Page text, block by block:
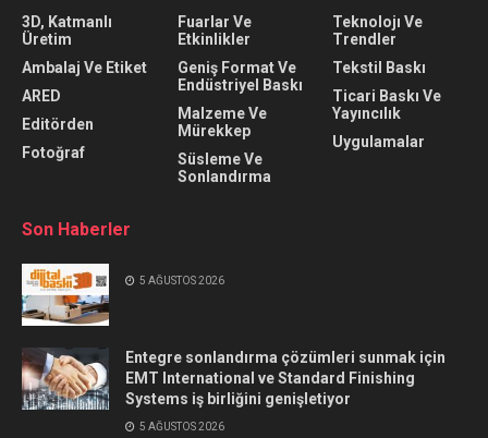
3D, Katmanlı
Üretim
Ambalaj Ve Etiket
ARED
Editörden
Fotoğraf
Fuarlar Ve
Etkinlikler
Geniş Format Ve
Endüstriyel Baskı
Malzeme Ve
Mürekkep
Süsleme Ve
Sonlandırma
Teknolojı Ve
Trendler
Tekstil Baskı
Ticari Baskı Ve
Yayıncılık
Uygulamalar
Son Haberler
5 AĞUSTOS 2026
Entegre sonlandırma çözümleri sunmak için
EMT International ve Standard Finishing
Systems iş birliğini genişletiyor
5 AĞUSTOS 2026